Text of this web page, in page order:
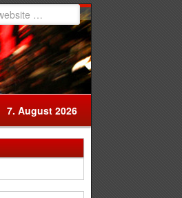
7. August 2026